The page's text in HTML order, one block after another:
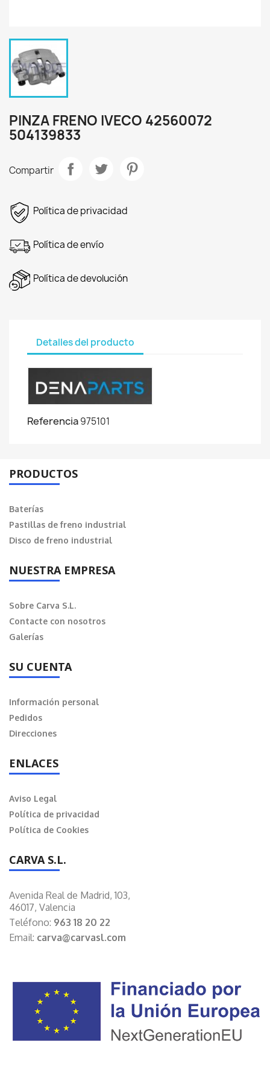
PINZA FRENO IVECO 42560072
504139833
Compartir
Política de privacidad
Política de envío
Política de devolución
Detalles del producto
Referencia975101
PRODUCTOS
Baterías
Pastillas de freno industrial
Disco de freno industrial
NUESTRA EMPRESA
Sobre Carva S.L.
Contacte con nosotros
Galerías
SU CUENTA
Información personal
Pedidos
Direcciones
ENLACES
Aviso Legal
Política de privacidad
Política de Cookies
CARVA S.L.
Avenida Real de Madrid, 103,
46017, Valencia
Teléfono: 963 18 20 22
Email: carva@carvasl.com